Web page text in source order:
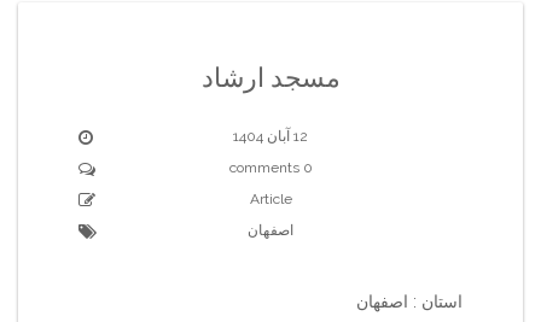
مسجد ارشاد
12 آبان 1404
0 comments
Article
اصفهان
استان : اصفهان